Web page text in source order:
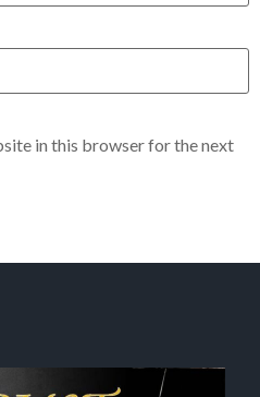
in this browser for the next